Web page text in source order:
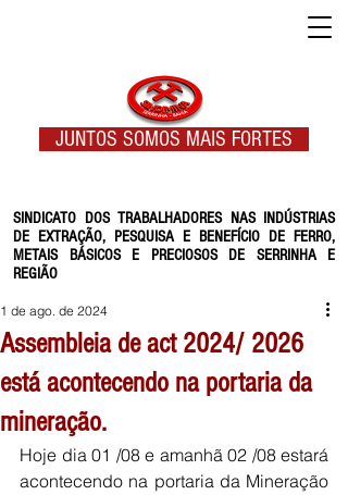
SINDICATO DOS TRABALHADORES NAS INDÚSTRIAS
DE EXTRAÇÃO, PESQUISA E BENEFÍCIO DE FERRO,
METAIS BÁSICOS E PRECIOSOS DE SERRINHA E
REGIÃO
JUNTOS SOMOS MAIS FORTES
Assembleia de act 2024/ 2026
está acontecendo na portaria da
mineração.
1 de ago. de 2024
Hoje dia 01 /08 e amanhã 02 /08 estará
acontecendo na portaria da Mineração